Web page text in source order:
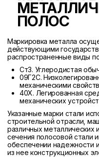
ПОЛОС
Маркировка металла
действующими
распространенные виды
Ст3. Углеродистая
09Г2С.
механическими
40Х. Легированная
механических
Указанные марки стали
строительной отрасли,
различных металлических
сечения полосовой стали
обеспечении надежности
из нее конструкционных